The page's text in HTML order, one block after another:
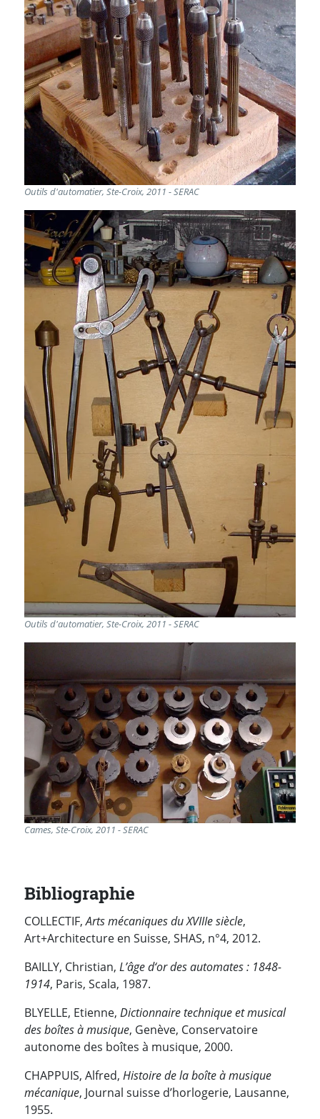
Outils d'automatier, Ste-Croix, 2011 - SERAC
Outils d'automatier, Ste-Croix, 2011 - SERAC
Cames, Ste-Croix, 2011 - SERAC
Bibliographie
COLLECTIF,Arts mécaniques du XVIIIe siècle,
Art+Architecture en Suisse, SHAS, n°4, 2012.
BAILLY, Christian, L’âge d‘or des automates : 1848-
1914, Paris, Scala, 1987.
BLYELLE, Etienne, Dictionnaire technique et musical
des boîtes à musique, Genève, Conservatoire
autonome des boîtes à musique, 2000.
CHAPPUIS, Alfred, Histoire de la boîte à musique
mécanique, Journal suisse d’horlogerie, Lausanne,
1955.